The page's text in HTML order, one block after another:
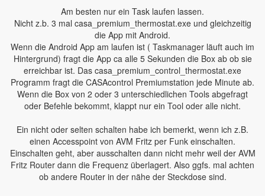
Am besten nur ein Task laufen lassen.
Nicht z.b. 3 mal casa_premium_thermostat.exe und gleichzeitig
die App mit Android.
Wenn die Android App am laufen ist ( Taskmanager läuft auch im
Hintergrund) fragt die App ca alle 5 Sekunden die Box ab ob sie
erreichbar ist. Das casa_premium_control_thermostat.exe
Programm fragt die CASAcontrol Premiumstation jede Minute ab.
Wenn die Box von 2 oder 3 unterschiedlichen Tools abgefragt
oder Befehle bekommt, klappt nur ein Tool oder alle nicht.
Ein nicht oder selten schalten habe ich bemerkt, wenn ich z.B.
einen Accesspoint von AVM Fritz per Funk einschalten.
Einschalten geht, aber ausschalten dann nicht mehr weil der AVM
Fritz Router dann die Frequenz überlagert. Also ggfs. mal achten
ob andere Router in der nähe der Steckdose sind.